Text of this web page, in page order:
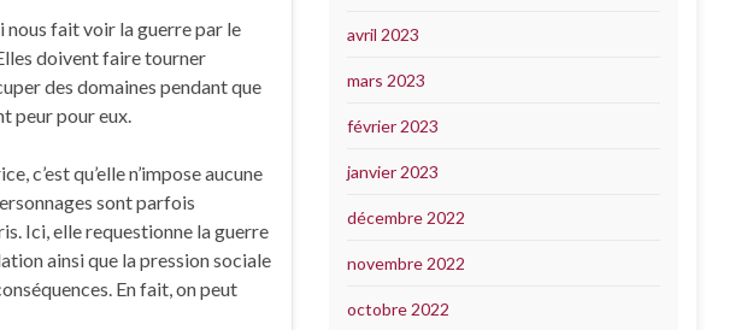
nous fait voir la guerre par le
doivent faire tourner
des domaines pendant que
peur pour eux.
c’est qu’elle n’impose aucune
sont parfois
Ici, elle requestionne la guerre
ainsi que la pression sociale
En fait, on peut
avril 2023
mars 2023
février 2023
janvier 2023
décembre 2022
novembre 2022
octobre 2022